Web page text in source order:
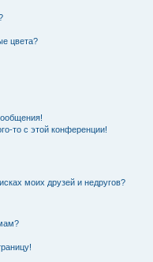
цвета?
то с этой конференции!
моих друзей и недругов?